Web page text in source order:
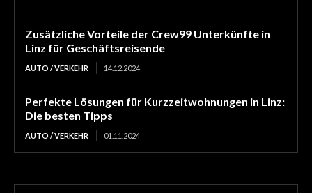
Zusätzliche Vorteile der Crew99 Unterkünfte in
Linz für Geschäftsreisende
AUTO / VERKEHR 14.12.2024
Perfekte Lösungen für Kurzzeitwohnungen in Linz:
Die besten Tipps
AUTO / VERKEHR 01.11.2024